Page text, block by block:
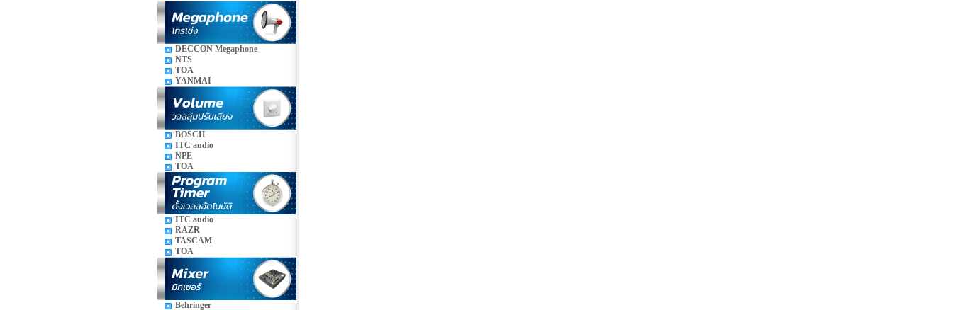
DECCON Megaphone
NTS
TOA
YANMAI
BOSCH
ITC audio
NPE
TOA
ITC audio
RAZR
TASCAM
TOA
Behringer